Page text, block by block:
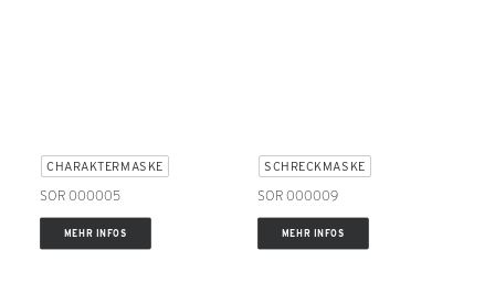
CHARAKTERMASKE
SOR 000005
MEHR INFOS
SCHRECKMASKE
SOR 000009
MEHR INFOS